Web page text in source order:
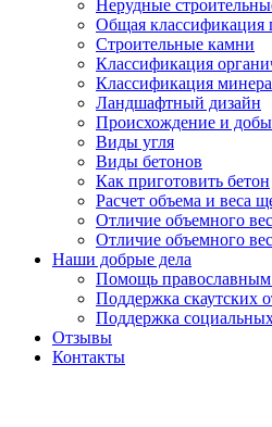
Нерудные
Общая классификация
Строительные камни
Классификация
Классификация
Ландшафтный дизайн
Происхождение и
Виды угля
Виды бетонов
Как приготовить бетон
Расчет объема и веса
Отличие объемного
Отличие объемного
Наши добрые дела
Помощь
Поддержка скаутских
Поддержка
Отзывы
Контакты